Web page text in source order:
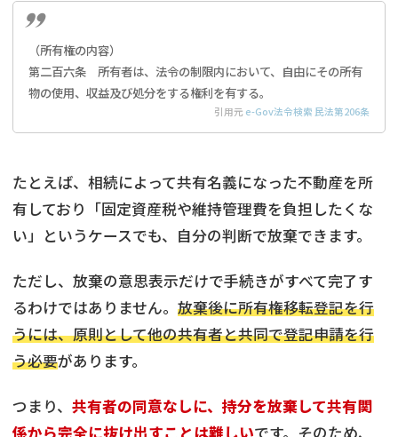
（所有権の内容）
第二百六条 所有者は、法令の制限内において、自由にその所有
物の使用、収益及び処分をする権利を有する。
引用元 e-Gov法令検索 民法第206条
たとえば、相続によって共有名義になった不動産を所
有しており「固定資産税や維持管理費を負担したくな
い」というケースでも、自分の判断で放棄できます。
ただし、放棄の意思表示だけで手続きがすべて完了す
るわけではありません。 放棄後に所有権移転登記を行
うには、原則として他の共有者と共同で登記申請を行
う必要があります。
つまり、 共有者の同意なしに、持分を放棄して共有関
係から完全に抜け出すことは難しいです。そのため、